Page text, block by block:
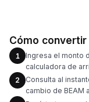
Cómo convertir
1
Ingresa el monto
calculadora de
2
Consulta al
cambio de BEAM